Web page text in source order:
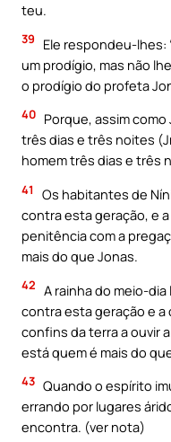
teu.
39
Ele respondeu-lhes:
um prodígio, mas não
o prodígio do profeta
40 Porque, assim
três dias e três noites
homem três dias e três
41
Os habitantes de
contra esta geração, e
penitência com a
mais do que Jonas.
42 A rainha do meio-
contra esta geração e
confins da terra a ouvir
está quem é mais do
43 Quando o espírito
errando por lugares
encontra. (ver nota)